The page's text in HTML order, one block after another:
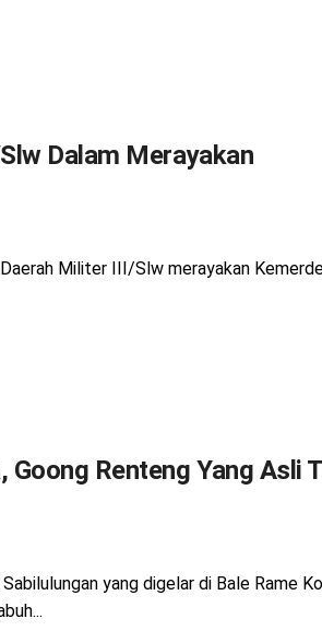
Dalam Merayakan
Militer III/Slw merayakan
Renteng Yang Asli
yang digelar di Bale Rame